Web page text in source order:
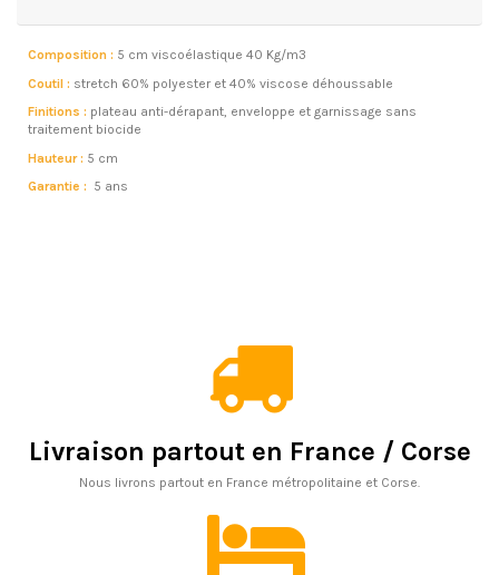
Composition : 5 cm viscoélastique 40 Kg/m3
Coutil : stretch 60% polyester et 40% viscose déhoussable
Finitions : plateau anti-dérapant, enveloppe et garnissage sans
traitement biocide
Hauteur : 5 cm
Garantie : 5 ans
Livraison partout en France / Corse
Nous livrons partout en France métropolitaine et Corse.